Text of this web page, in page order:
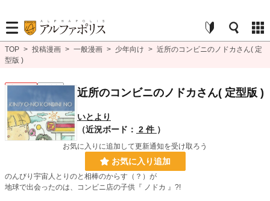
TOP > 投稿漫画 > 一般漫画 > 少年向け > 近所のコンビニのノドカさん( 定
型版 )
少年向け 連載中 近所のコンビニのノドカさん( 定型版 )
いとより
（近況ボード： 2 件 ）
お気に入りに追加して更新通知を受け取ろう
お気に入り追加
のんびり宇宙人とりのと相棒のからす（？）が
地球で出会ったのは、コンビニ店の子供『 ノドカ 』?!